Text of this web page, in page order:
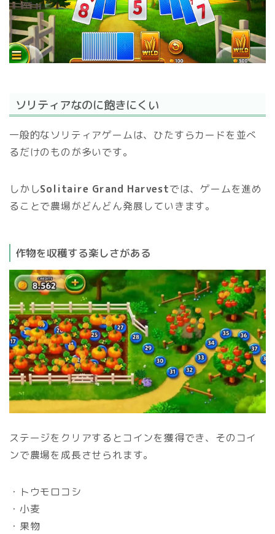
ソリティアなのに飽きにくい
一般的なソリティアゲームは、ひたすらカードを並べ
るだけのものが多いです。
しかしSolitaire Grand Harvestでは、ゲームを進め
ることで農場がどんどん発展していきます。
作物を収穫する楽しさがある
ステージをクリアするとコインを獲得でき、そのコイ
ンで農場を成長させられます。
・トウモロコシ
・小麦
・果物